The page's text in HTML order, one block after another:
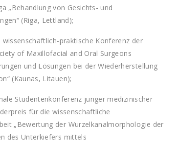
„Behandlung von Gesichts- und
(Riga, Lettland);
wissenschaftlich-praktische Konferenz der
of Maxillofacial and Oral Surgeons
und Lösungen bei der Wiederherstellung
(Kaunas, Litauen);
Studentenkonferenz junger medizinischer
für die wissenschaftliche
„Bewertung der Wurzelkanalmorphologie der
des Unterkiefers mittels